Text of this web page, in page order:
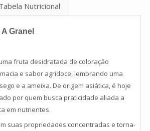
Nutricional
Granel
fruta desidratada de coloração
e sabor agridoce, lembrando uma
e a ameixa. De origem asiática, é hoje
por quem busca praticidade aliada a
em nutrientes.
suas propriedades concentradas e torna-